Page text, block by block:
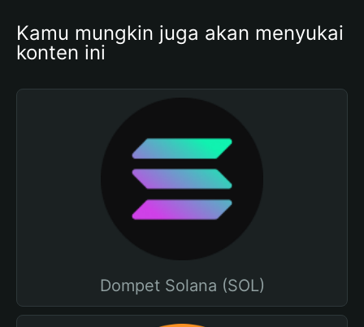
Kamu mungkin juga akan menyukai
konten ini
Dompet Solana (SOL)